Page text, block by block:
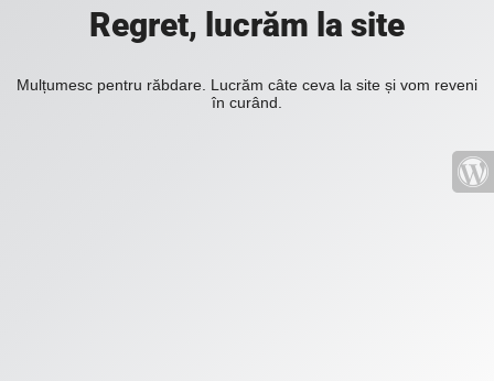
Regret, lucrăm la site
Mulțumesc pentru răbdare. Lucrăm câte ceva la site și vom reveni
în curând.